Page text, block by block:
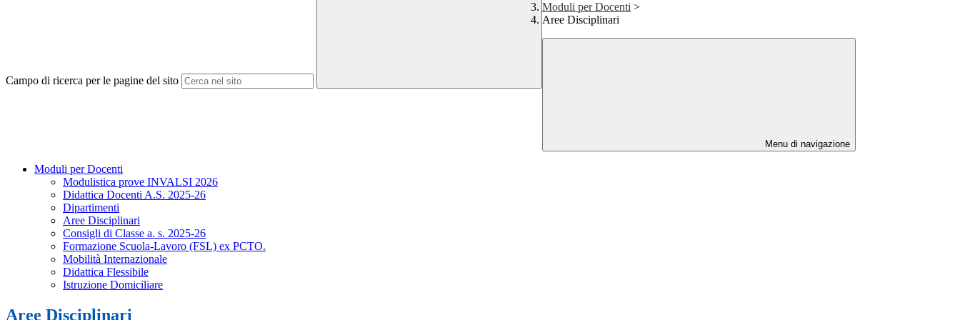
Campo di ricerca per le pagine del sito
Moduli per Docenti >
Aree Disciplinari
Menu di navigazione
Moduli per Docenti
Modulistica prove INVALSI 2026
Didattica Docenti A.S. 2025-26
Dipartimenti
Aree Disciplinari
Consigli di Classe a. s. 2025-26
Formazione Scuola-Lavoro (FSL) ex PCTO.
Mobilità Internazionale
Didattica Flessibile
Istruzione Domiciliare
Aree Disciplinari